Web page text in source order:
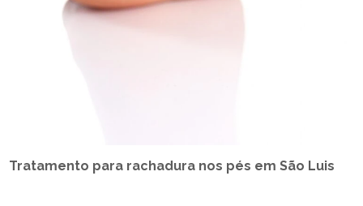
Tratamento para rachadura nos pés em São Luis